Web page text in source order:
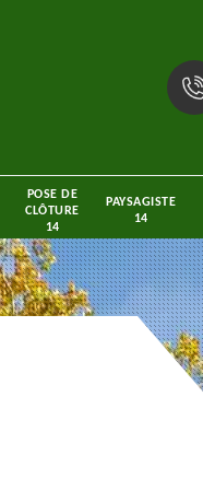
POSE DE
CLÔTURE
14
PAYSAGISTE
14